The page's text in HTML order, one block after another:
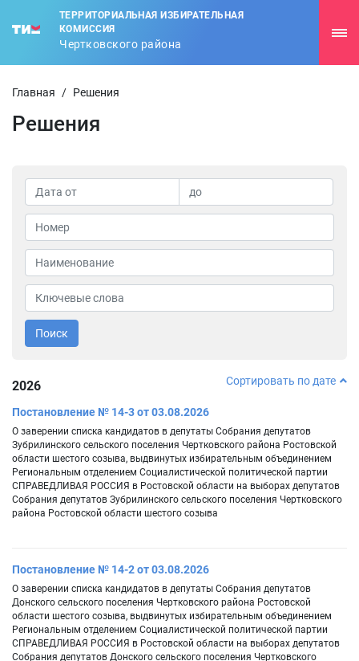
ТЕРРИТОРИАЛЬНАЯ ИЗБИРАТЕЛЬНАЯ
КОМИССИЯ
Чертковского района
Главная / Решения
Решения
Поиск
2026 Сортировать по дате
Постановление № 14-3 от 03.08.2026
О заверении списка кандидатов в депутаты Собрания депутатов
Зубрилинского сельского поселения Чертковского района Ростовской
области шестого созыва, выдвинутых избирательным объединением
Региональным отделением Социалистической политической партии
СПРАВЕДЛИВАЯ РОССИЯ в Ростовской области на выборах депутатов
Собрания депутатов Зубрилинского сельского поселения Чертковского
района Ростовской области шестого созыва
Постановление № 14-2 от 03.08.2026
О заверении списка кандидатов в депутаты Собрания депутатов
Донского сельского поселения Чертковского района Ростовской
области шестого созыва, выдвинутых избирательным объединением
Региональным отделением Социалистической политической партии
СПРАВЕДЛИВАЯ РОССИЯ в Ростовской области на выборах депутатов
Собрания депутатов Донского сельского поселения Чертковского